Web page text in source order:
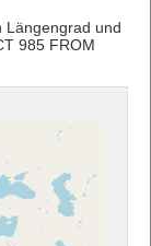
Längengrad und
985 FROM